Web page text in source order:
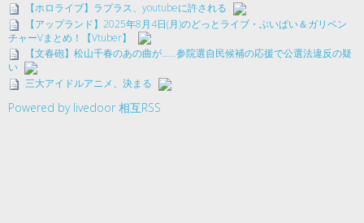
【ホロライブ】ラプラス、youtubeに許される
【アップランド】2025年8月4日(月)のどっとライブ・ぶいぱい＆ガリベン
チャーVまとめ！【Vtuber】
【文春砲】松山千春のあの曲が……参院選自民候補の応援で公選法違反の疑
い
三大アイドルアニメ、決まる
Powered by livedoor 相互RSS